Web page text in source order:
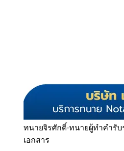
ทนายจิรศักดิ์·ทนายผู้ทำคำรับ
เอกสาร